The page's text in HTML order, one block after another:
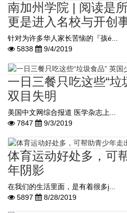
南加州学院 | 阅读是
更是进入名校与开创
针对为许多华人家长苦恼的『孩é...
5838
9/4/2019
一日三餐只吃这些“垃
双目失明
美国中文网综合报道 医学杂志上...
7847
9/3/2019
体育运动好处多，可
年阴影
在我们的生活里面，是有着很多į...
5897
8/28/2019